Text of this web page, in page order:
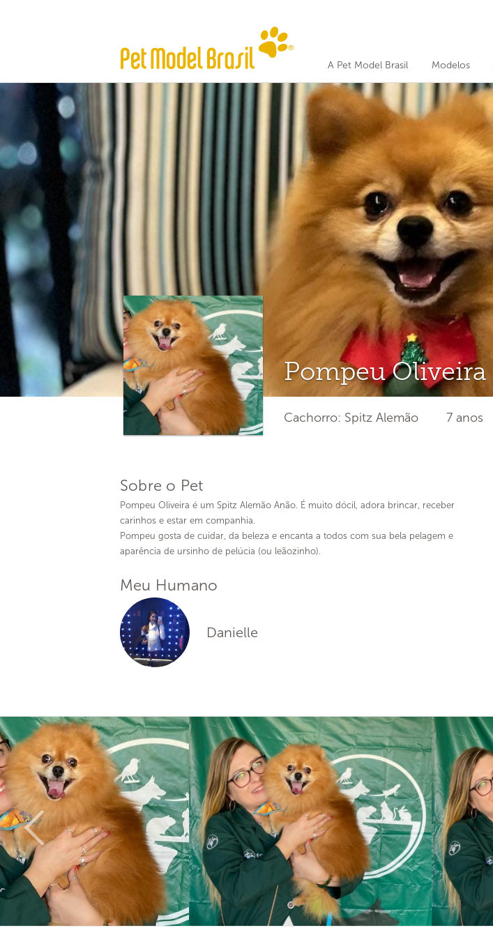
A Pet Model Brasil Modelos
Pompeu Oliveira
Cachorro: Spitz Alemão 7 anos
Sobre o Pet
Pompeu Oliveira é um Spitz Alemão Anão. É muito dócil, adora brincar, receber
carinhos e estar em companhia.
Pompeu gosta de cuidar, da beleza e encanta a todos com sua bela pelagem e
aparência de ursinho de pelúcia (ou leãozinho).
Meu Humano
Danielle